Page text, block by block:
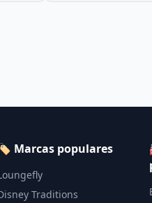
Marcas populares
Traditions